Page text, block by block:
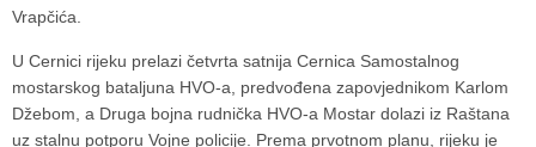
Vrapčića.
U Cernici rijeku prelazi četvrta satnija Cernica Samostalnog
mostarskog bataljuna HVO-a, predvođena zapovjednikom Karlom
Džebom, a Druga bojna rudnička HVO-a Mostar dolazi iz Raštana
uz stalnu potporu Vojne policije. Prema prvotnom planu, rijeku je